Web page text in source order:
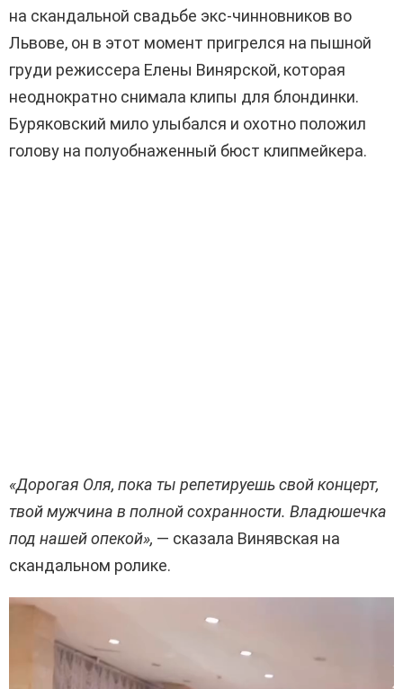
на скандальной свадьбе экс-чинновников во
Львове, он в этот момент пригрелся на пышной
груди режиссера Елены Винярской, которая
неоднократно снимала клипы для блондинки.
Буряковский мило улыбался и охотно положил
голову на полуобнаженный бюст клипмейкера.
«Дорогая Оля, пока ты репетируешь свой концерт,
твой мужчина в полной сохранности. Владюшечка
под нашей опекой», — сказала Винявская на
скандальном ролике.